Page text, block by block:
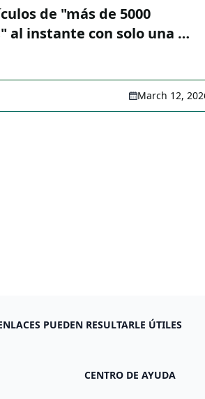
de "más de 5000
al instante con solo una …
March 12,
PUEDEN RESULTARLE ÚTILES
CENTRO DE AYUDA